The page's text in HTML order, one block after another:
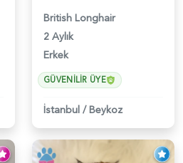
British Longhair
2 Aylık
Erkek
GÜVENILIR ÜYE
İstanbul /Beykoz